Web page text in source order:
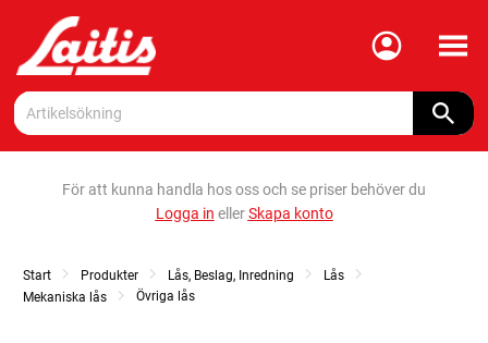
Meny
För att kunna handla hos oss och se priser behöver du
Logga in ellerSkapa konto
Start Produkter Lås, Beslag, Inredning
Lås
Mekaniska lås
Övriga lås